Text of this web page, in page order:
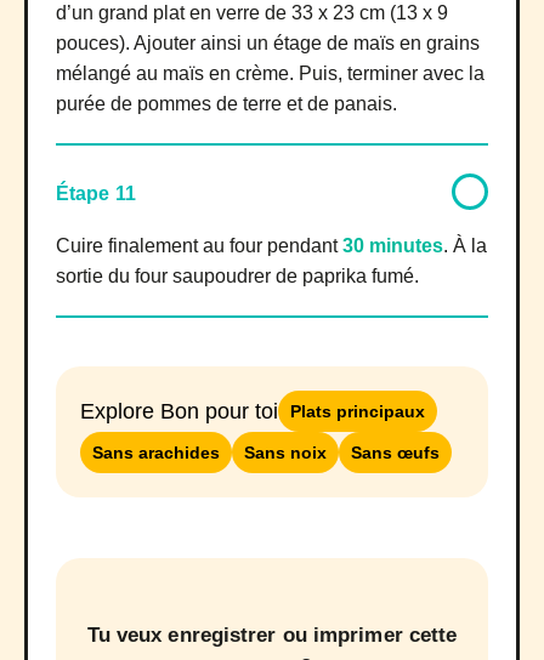
d’un grand plat en verre de 33 x 23 cm (13 x 9
pouces). Ajouter ainsi un étage de maïs en grains
mélangé au maïs en crème. Puis, terminer avec la
purée de pommes de terre et de panais.
Étape 11
Cuire finalement au four pendant30 minutes. À la
sortie du four saupoudrer de paprika fumé.
Explore Bon pour toi Plats principaux
Sans arachides Sans noix Sans œufs
Tu veux enregistrer ou imprimer cette